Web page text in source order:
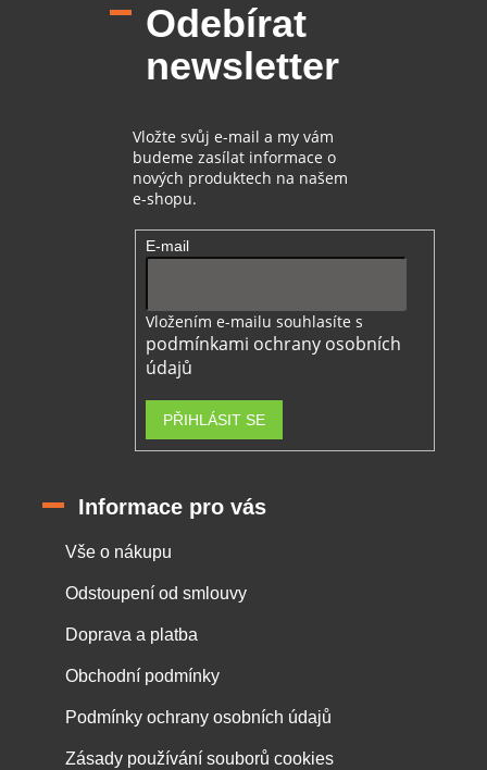
Odebírat
newsletter
Vložte svůj e-mail a my vám
budeme zasílat informace o
nových produktech na našem
e-shopu.
E-mail
Vložením e-mailu souhlasíte s
podmínkami ochrany osobních
údajů
PŘIHLÁSIT SE
Informace pro vás
Vše o nákupu
Odstoupení od smlouvy
Doprava a platba
Obchodní podmínky
Podmínky ochrany osobních údajů
Zásady používání souborů cookies